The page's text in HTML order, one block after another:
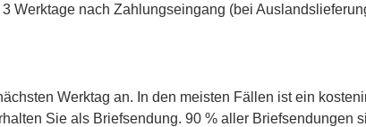
Werktage nach Zahlungseingang (bei
Werktag an. In den meisten Fällen ist ein
Sie als Briefsendung. 90 % aller Briefsendungen